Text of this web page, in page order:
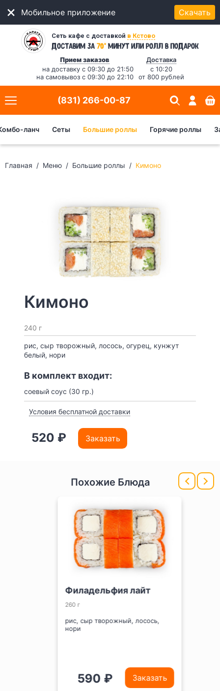
Мобильное приложение Скачать
Сеть кафе с доставкой в Кстово
Доставим за70* минутили ролл в подарок
Прием заказов
на доставку с 09:30 до 21:50
на самовывоз с 09:30 до 22:10
Доставка
с 10:20
от 800 рублей
(831) 266-00-87
ланч Сеты Большие роллы Горячие роллы
Главная Меню Большие роллы Кимоно
Кимоно
240 г
рис, сыр творожный, лосось, огурец, кунжут
белый, нори
В комплект входит:
соевый соус (30 гр.)
Условия бесплатной доставки
520 ₽ Заказать
Похожие Блюда
Филадельфия лайт
260 г
рис, сыр творожный, лосось,
нори
590 ₽ Заказать